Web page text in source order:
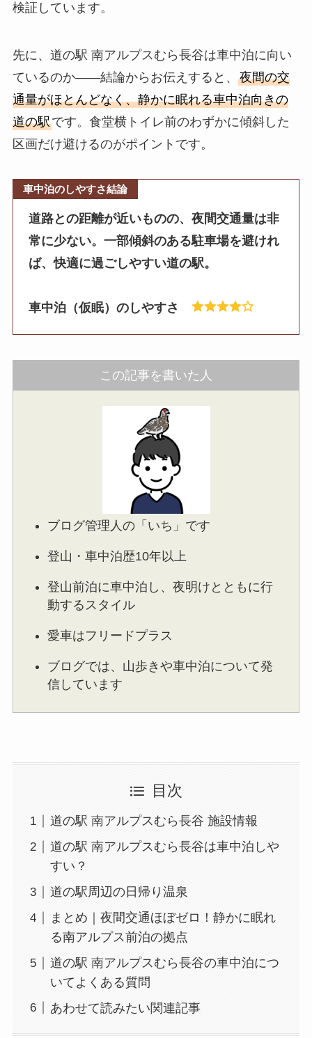
検証しています。
先に、道の駅 南アルプスむら長谷は車中泊に向い
ているのか——結論からお伝えすると、 夜間の交
通量がほとんどなく、静かに眠れる車中泊向きの
道の駅です。食堂横トイレ前のわずかに傾斜した
区画だけ避けるのがポイントです。
車中泊のしやすさ結論
道路との距離が近いものの、夜間交通量は非
常に少ない。一部傾斜のある駐車場を避けれ
ば、快適に過ごしやすい道の駅。
車中泊（仮眠）のしやすさ
この記事を書いた人
ブログ管理人の「いち」です
登山・車中泊歴10年以上
登山前泊に車中泊し、夜明けとともに行
動するスタイル
愛車はフリードプラス
ブログでは、山歩きや車中泊について発
信しています
目次
道の駅 南アルプスむら長谷 施設情報
道の駅 南アルプスむら長谷は車中泊しや
すい？
道の駅周辺の日帰り温泉
まとめ｜夜間交通ほぼゼロ！静かに眠れ
る南アルプス前泊の拠点
道の駅 南アルプスむら長谷の車中泊につ
いてよくある質問
あわせて読みたい関連記事